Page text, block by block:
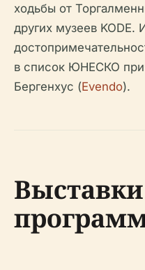
ходьбы от
других музеев
в список ЮНЕСКО
Бергенхус (Evendo).